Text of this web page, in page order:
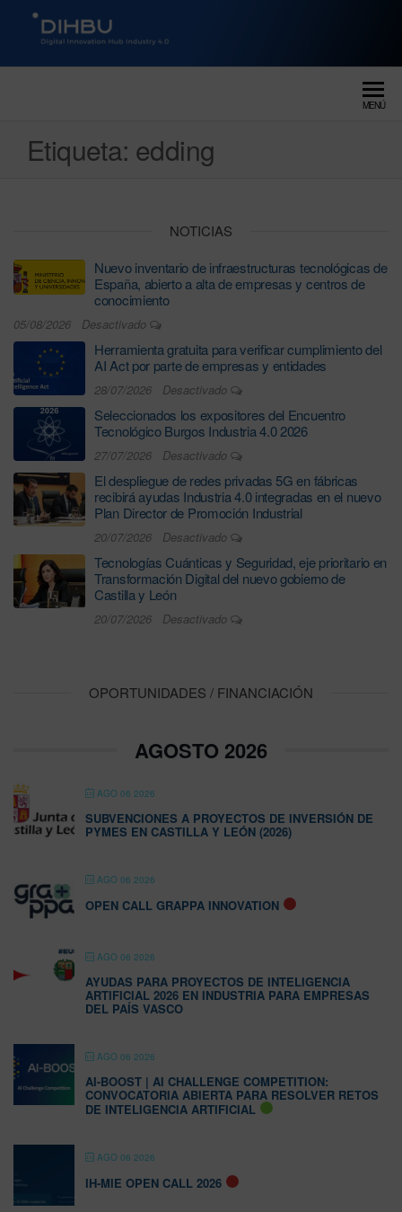
DIGITAL INNOVATION HUB
MENÚ
Etiqueta: edding
NOTICIAS
Nuevo inventario de infraestructuras tecnológicas de
España, abierto a alta de empresas y centros de
conocimiento
05/08/2026 Desactivado
Herramienta gratuita para verificar cumplimiento del
AI Act por parte de empresas y entidades
28/07/2026 Desactivado
Seleccionados los expositores del Encuentro
Tecnológico Burgos Industria 4.0 2026
27/07/2026 Desactivado
El despliegue de redes privadas 5G en fábricas
recibirá ayudas Industria 4.0 integradas en el nuevo
Plan Director de Promoción Industrial
20/07/2026 Desactivado
Tecnologías Cuánticas y Seguridad, eje prioritario en
Transformación Digital del nuevo gobierno de
Castilla y León
20/07/2026 Desactivado
OPORTUNIDADES / FINANCIACIÓN
AGOSTO 2026
AGO 06 2026
SUBVENCIONES A PROYECTOS DE INVERSIÓN DE
PYMES EN CASTILLA Y LEÓN (2026)
AGO 06 2026
OPEN CALL GRAPPA INNOVATION
AGO 06 2026
AYUDAS PARA PROYECTOS DE INTELIGENCIA
ARTIFICIAL 2026 EN INDUSTRIA PARA EMPRESAS
DEL PAÍS VASCO
AGO 06 2026
AI-BOOST | AI CHALLENGE COMPETITION:
CONVOCATORIA ABIERTA PARA RESOLVER RETOS
DE INTELIGENCIA ARTIFICIAL
AGO 06 2026
IH-MIE OPEN CALL 2026